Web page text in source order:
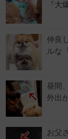
『
仲良
ルな
昼間
外出
お父